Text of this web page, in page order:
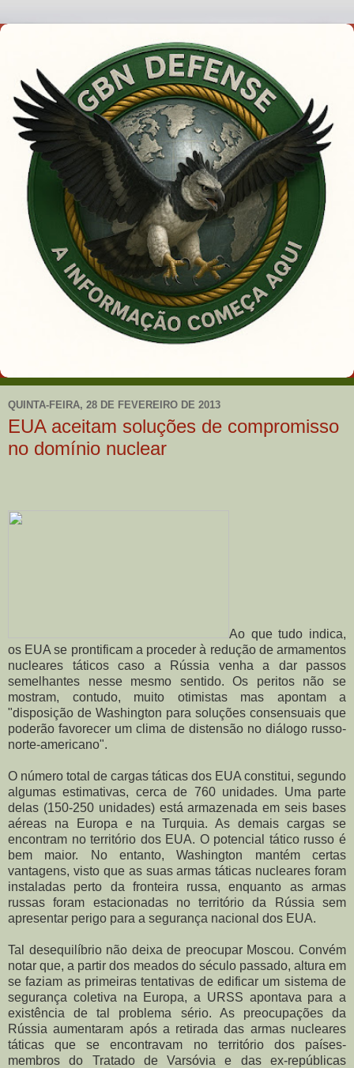
QUINTA-FEIRA, 28 DE FEVEREIRO DE 2013
EUA aceitam soluções de compromisso
no domínio nuclear
Ao que tudo indica,
os EUA se prontificam a proceder à redução de armamentos
nucleares táticos caso a Rússia venha a dar passos
semelhantes nesse mesmo sentido. Os peritos não se
mostram, contudo, muito otimistas mas apontam a
"disposição de Washington para soluções consensuais que
poderão favorecer um clima de distensão no diálogo russo-
norte-americano".
O número total de cargas táticas dos EUA constitui, segundo
algumas estimativas, cerca de 760 unidades. Uma parte
delas (150-250 unidades) está armazenada em seis bases
aéreas na Europa e na Turquia. As demais cargas se
encontram no território dos EUA. O potencial tático russo é
bem maior. No entanto, Washington mantém certas
vantagens, visto que as suas armas táticas nucleares foram
instaladas perto da fronteira russa, enquanto as armas
russas foram estacionadas no território da Rússia sem
apresentar perigo para a segurança nacional dos EUA.
Tal desequilíbrio não deixa de preocupar Moscou. Convém
notar que, a partir dos meados do século passado, altura em
se faziam as primeiras tentativas de edificar um sistema de
segurança coletiva na Europa, a URSS apontava para a
existência de tal problema sério. As preocupações da
Rússia aumentaram após a retirada das armas nucleares
táticas que se encontravam no território dos países-
membros do Tratado de Varsóvia e das ex-repúblicas